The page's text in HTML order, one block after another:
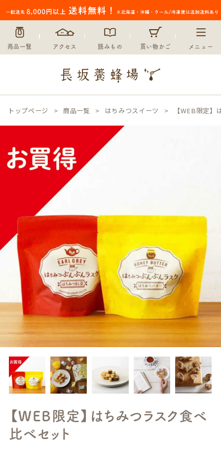
商品一覧 アクセス 読みもの 買い物かご メニュー
トップページ 商品一覧 はちみつスイーツ 【WEB限定
【WEB限定】はちみつラスク食べ
比べセット